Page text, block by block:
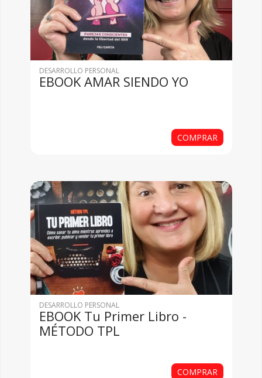
DESARROLLO PERSONAL
EBOOK AMAR SIENDO YO
COMPRAR
DESARROLLO PERSONAL
EBOOK Tu Primer Libro -
MÉTODO TPL
COMPRAR